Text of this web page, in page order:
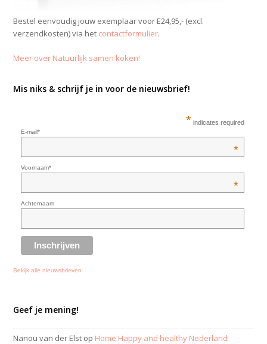
Bestel eenvoudig jouw exemplaar voor E24,95,- (excl.
verzendkosten) via het contactformulier.
Meer over Natuurlijk samen koken!
Mis niks & schrijf je in voor de nieuwsbrief!
* indicates required
E-mail*
*
Voornaam*
*
Achternaam
Bekijk alle nieuwsbrieven
Geef je mening!
Nanou van der Elst op Home Happy and healthy Nederland